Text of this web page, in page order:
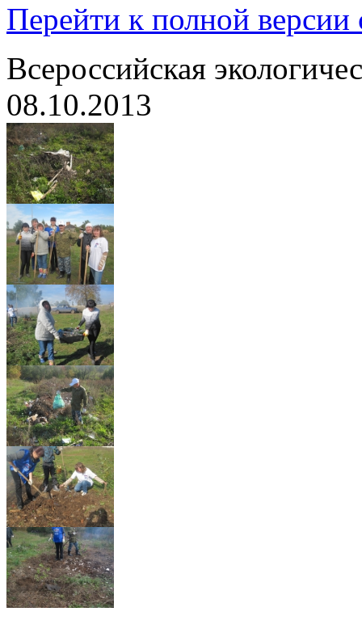
Перейти к полной версии
Всероссийская
08.10.2013